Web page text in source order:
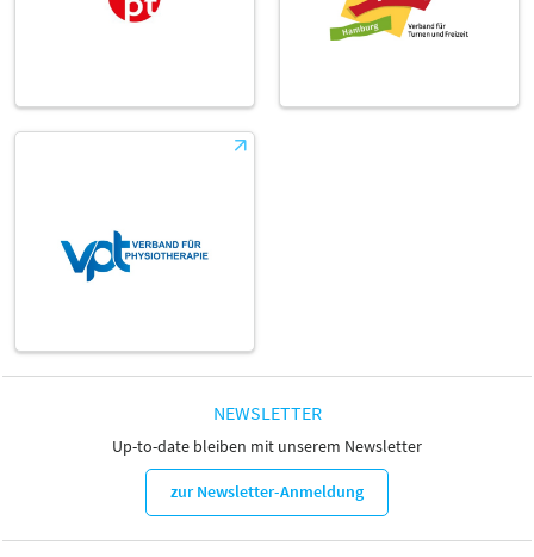
NEWSLETTER
Up-to-date bleiben mit unserem Newsletter
zur Newsletter-Anmeldung